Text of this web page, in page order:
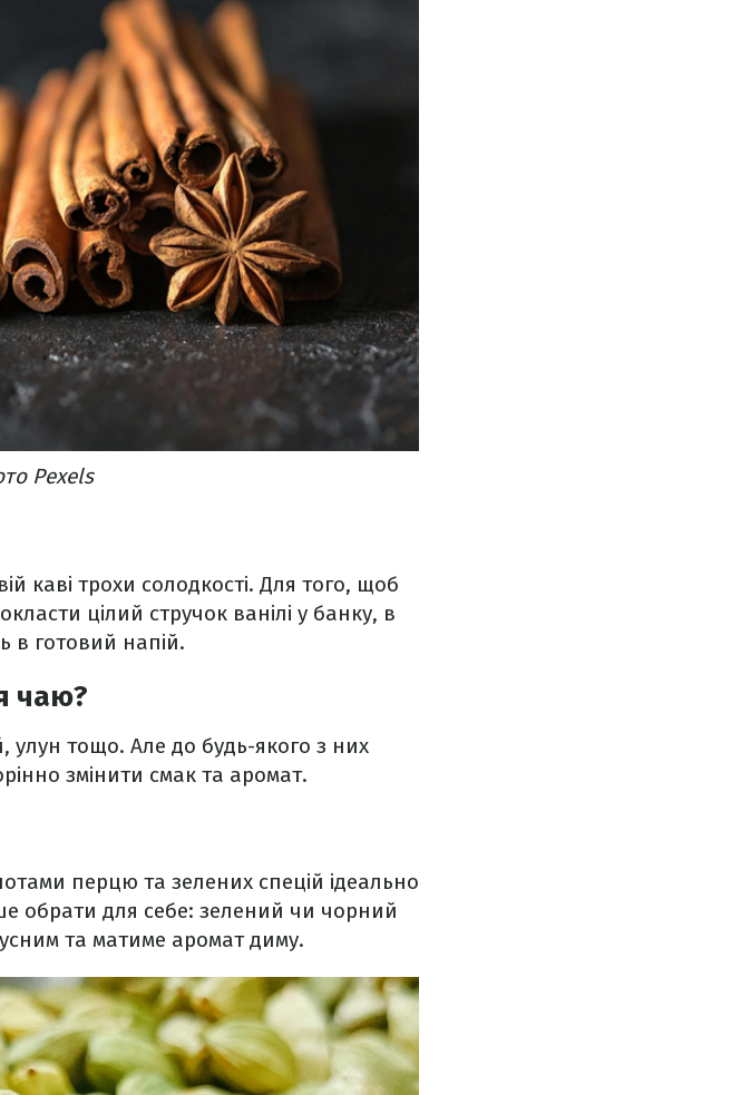
Pexels
каві трохи солодкості. Для того, щоб
цілий стручок ванілі у банку, в
в готовий напій.
чаю?
улун тощо. Але до будь-якого з них
змінити смак та аромат.
перцю та зелених спецій ідеально
обрати для себе: зелений чи чорний
та матиме аромат диму.